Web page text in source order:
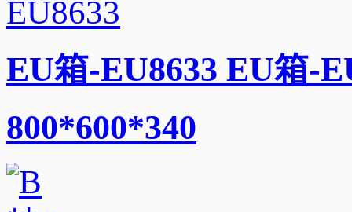
EU箱-EU8633 EU箱-
800*600*340